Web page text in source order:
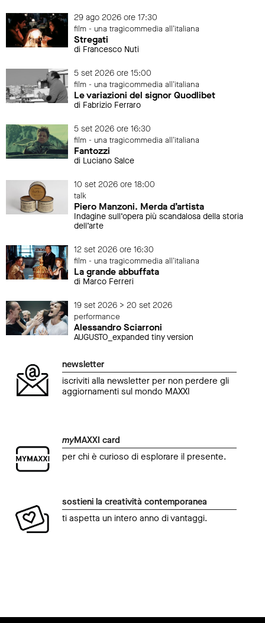
29 ago 2026 ore 17:30
film - una tragicommedia all'italiana
Stregati
di Francesco Nuti
5 set 2026 ore 15:00
film - una tragicommedia all'italiana
Le variazioni del signor Quodlibet
di Fabrizio Ferraro
5 set 2026 ore 16:30
film - una tragicommedia all'italiana
Fantozzi
di Luciano Salce
10 set 2026 ore 18:00
talk
Piero Manzoni. Merda d’artista
Indagine sull’opera più scandalosa della storia
dell’arte
12 set 2026 ore 16:30
film - una tragicommedia all'italiana
La grande abbuffata
di Marco Ferreri
19 set 2026 > 20 set 2026
performance
Alessandro Sciarroni
AUGUSTO_expanded tiny version
newsletter
iscriviti alla newsletter per non perdere gli
aggiornamenti sul mondo MAXXI
myMAXXI card
per chi è curioso di esplorare il presente.
sostieni la creatività contemporanea
ti aspetta un intero anno di vantaggi.